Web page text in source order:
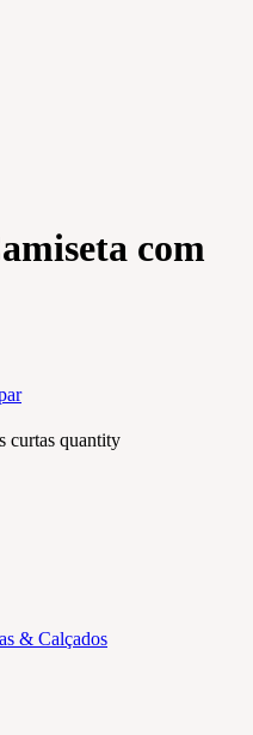
com
curtas quantity
& Calçados